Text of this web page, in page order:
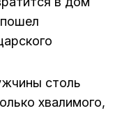
столь
хва­ли­мо­го,